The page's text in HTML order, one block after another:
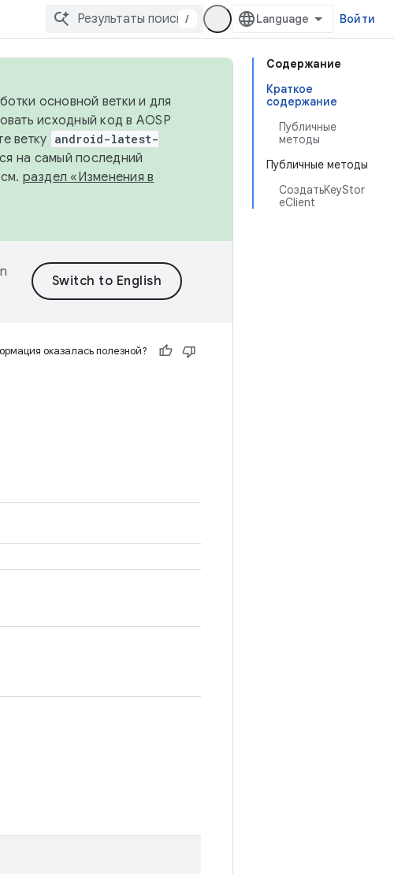
/ Войти
Содержание
Краткое
содержание
Публичные
методы
Публичные методы
СоздатьKeyStor
eClient
основной ветки и для
исходный код в AOSP
ветку android-latest-
на самый последний
раздел «Изменения в
оказалась полезной?